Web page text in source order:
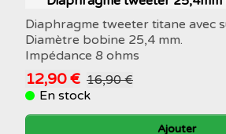
Diaphragme tweeter titane avec
Diamètre bobine 25,4 mm.
Impédance 8 ohms
12,90 € 16,90 €
En stock
Ajouter